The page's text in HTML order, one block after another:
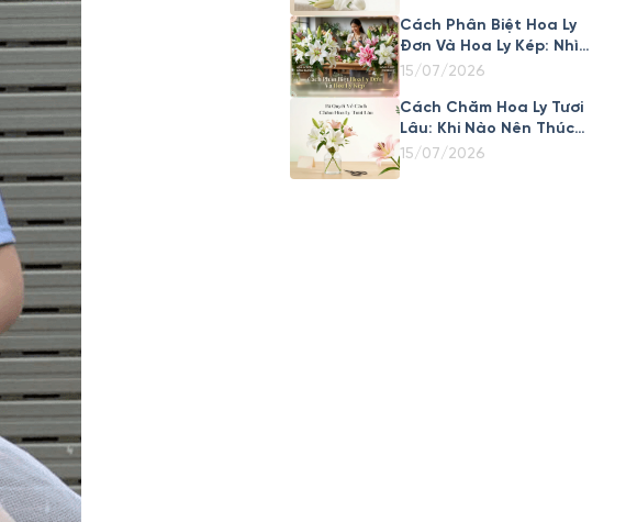
Cách Phân Biệt Hoa Ly
Đơn Và Hoa Ly Kép: Nhìn
Cánh Là Biết Ngay
15/07/2026
Cách Chăm Hoa Ly Tươi
Lâu: Khi Nào Nên Thúc
Nở Nhanh, Khi Nào Nên
15/07/2026